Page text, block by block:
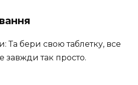
Та бери свою таблетку, все
завжди так просто.